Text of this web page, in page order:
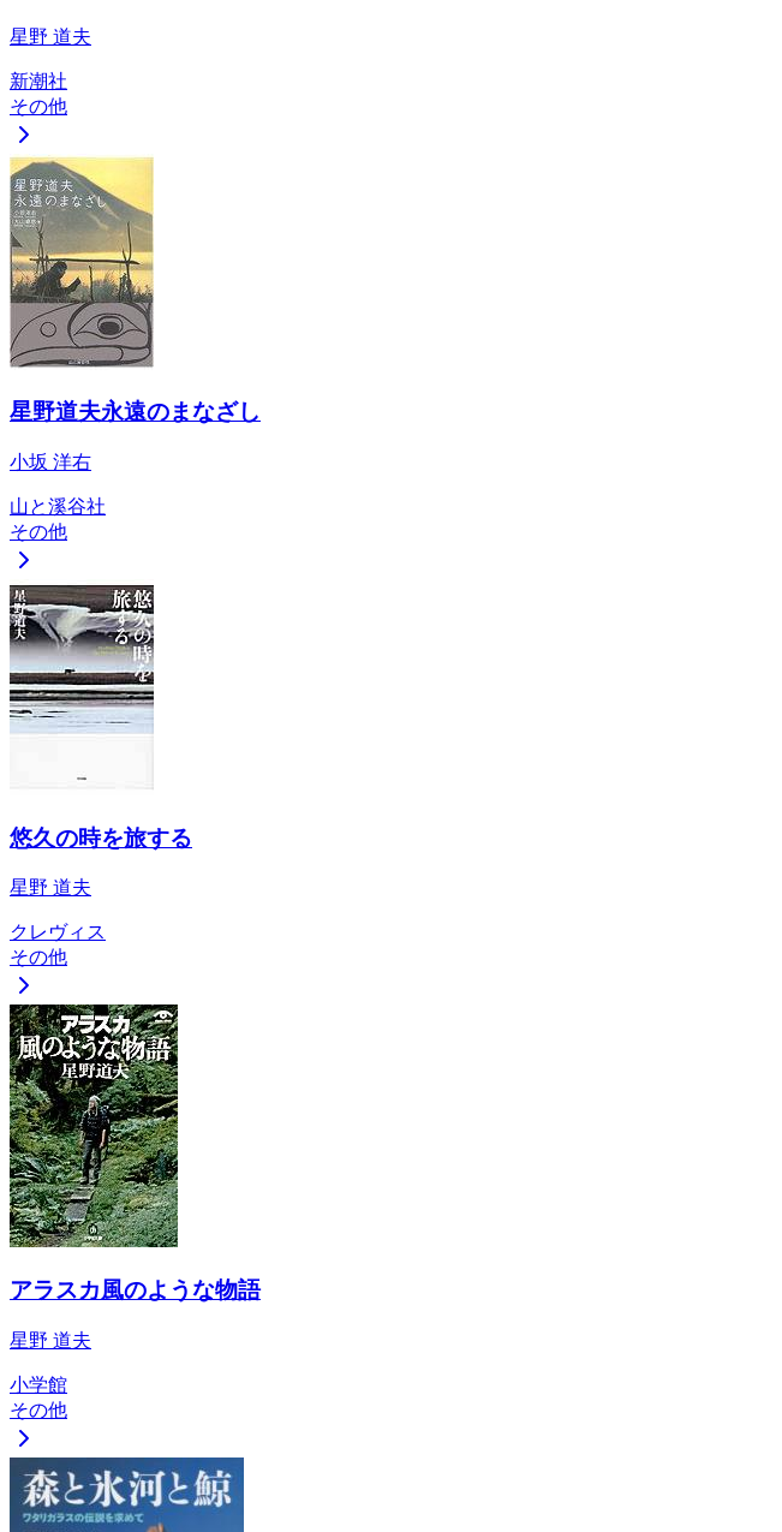
星野 道夫
新潮社
その他
星野道夫永遠のまなざし
小坂 洋右
山と溪谷社
その他
悠久の時を旅する
星野 道夫
クレヴィス
その他
アラスカ風のような物語
星野 道夫
小学館
その他